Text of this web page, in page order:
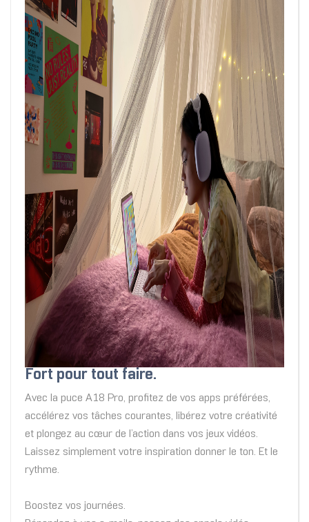
Fort pour tout faire.
Avec la puce A18 Pro, profitez de vos apps préférées,
accélérez vos tâches courantes, libérez votre créativité
et plongez au cœur de l’action dans vos jeux vidéos.
Laissez simplement votre inspiration donner le ton. Et le
rythme.
Boostez vos journées.